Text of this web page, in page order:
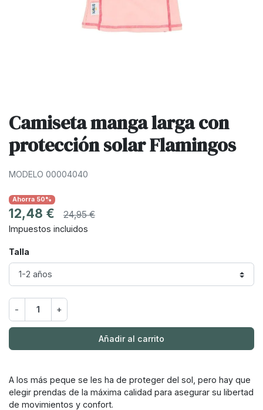
Camiseta manga larga con
protección solar Flamingos
MODELO 00004040
Ahorra 50%
12,48 € 24,95 €
Impuestos incluidos
Talla
- +
Añadir al carrito
A los más peque se les ha de proteger del sol, pero hay que
elegir prendas de la máxima calidad para asegurar su libertad
de movimientos y confort.